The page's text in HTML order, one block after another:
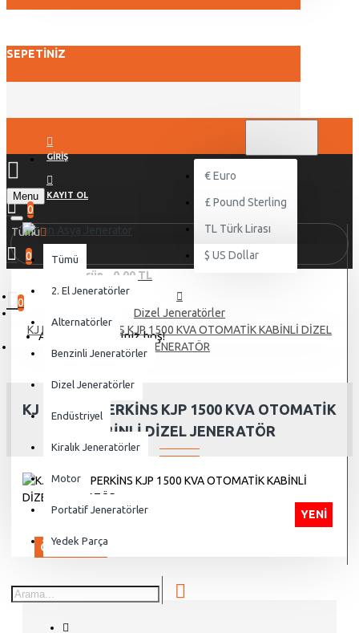
SEPETINIZ
GIRIŞ
KAYIT OL
€ Euro
£ Pound Sterling
TL Türk Lirası
$ US Dollar
Menu
0
0
0 ürün - 0,00 TL
0
Alışveriş sepetiniz boş!
Tümü
Tümü
2. El Jeneratörler
Alternatörler
Benzinli Jeneratörler
Dizel Jeneratörler
Endüstriyel
Kiralık Jeneratörler
Motor
Portatif Jeneratörler
Yedek Parça
Dizel Jeneratörler
KJ POWER PERKİNS KJP 1500 KVA OTOMATİK KABİNLİ DİZEL
JENERATÖR
KJ POWER PERKİNS KJP 1500 KVA OTOMATİK
KABİNLİ DİZEL JENERATÖR
YENI
ÖN SIPARIŞ